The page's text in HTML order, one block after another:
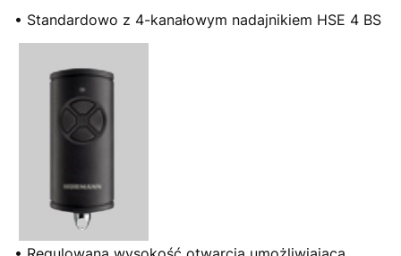
• Standardowo z 4-kanałowym nadajnikiem HSE 4 BS